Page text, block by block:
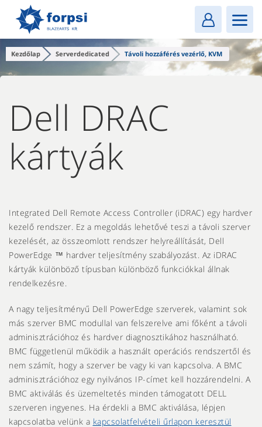
Kezdőlap Serverdedicated Távoli hozzáférés vezérlő, KVM
Dell DRAC
kártyák
Integrated Dell Remote Access Controller (iDRAC) egy hardver
kezelő rendszer. Ez a megoldás lehetővé teszi a távoli szerver
kezelését, az összeomlott rendszer helyreállítását, Dell
PowerEdge ™ hardver teljesítmény szabályozást. Az iDRAC
kártyák különböző típusban különböző funkciókkal állnak
rendelkezésre.
A nagy teljesítményű Dell PowerEdge szerverek, valamint sok
más szerver BMC modullal van felszerelve ami főként a távoli
adminisztrációhoz és hardver diagnosztikához használható.
BMC függetlenül működik a használt operációs rendszertől és
nem számít, hogy a szerver be vagy ki van kapcsolva. A BMC
adminisztrációhoz egy nyilvános IP-címet kell hozzárendelni. A
BMC aktiválás és üzemeltetés minden támogatott DELL
szerveren ingyenes. Ha érdekli a BMC aktiválása, lépjen
kapcsolatba velünk a kapcsolatfelvételi űrlapon keresztül
MENU
Login